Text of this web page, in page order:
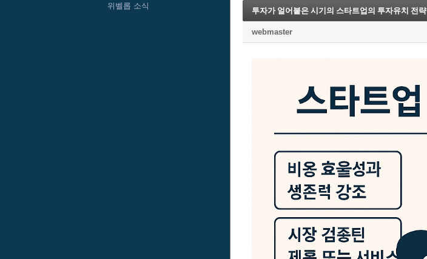
위벨롭 소식
투자가 얼어붙은 시기의 스타트업의 투자유치 전략
webmaster